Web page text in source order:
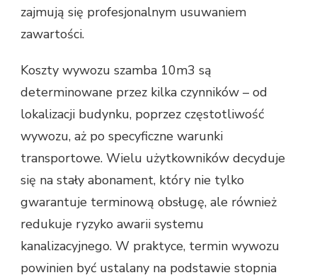
zajmują się profesjonalnym usuwaniem
zawartości.
Koszty wywozu szamba 10m3 są
determinowane przez kilka czynników – od
lokalizacji budynku, poprzez częstotliwość
wywozu, aż po specyficzne warunki
transportowe. Wielu użytkowników decyduje
się na stały abonament, który nie tylko
gwarantuje terminową obsługę, ale również
redukuje ryzyko awarii systemu
kanalizacyjnego. W praktyce, termin wywozu
powinien być ustalany na podstawie stopnia